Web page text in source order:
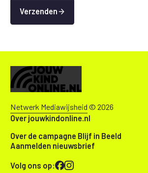
Verzenden
Netwerk Mediawijsheid © 2026
Over jouwkindonline.nl
Over de campagne Blijf in Beeld
Aanmelden nieuwsbrief
Volg ons op: